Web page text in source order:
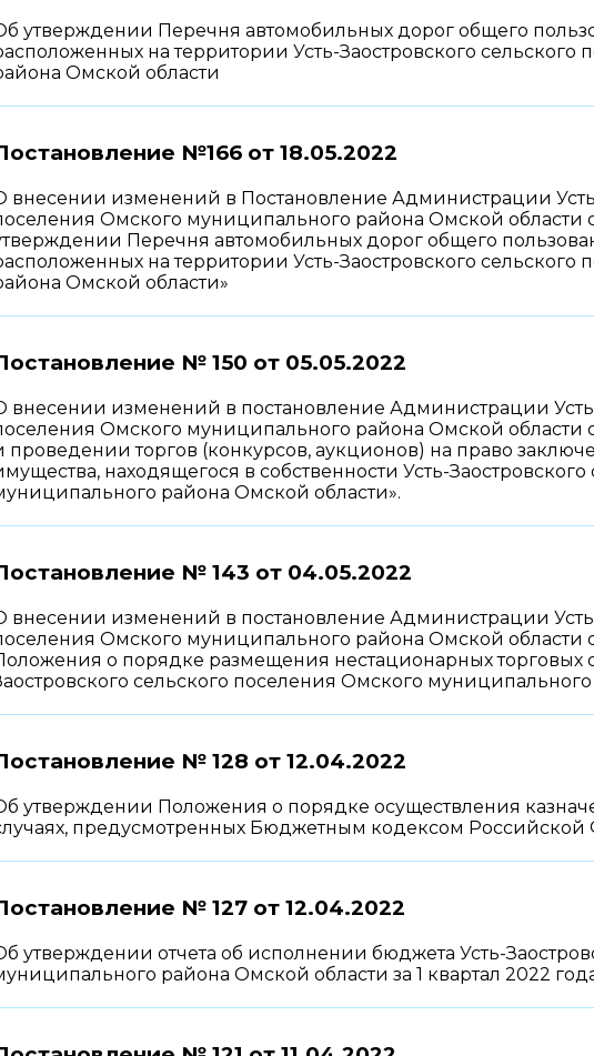
утверждении Перечня автомобильных дорог общего
на территории Усть-Заостровского
Омской области
№166 от 18.05.2022
внесении изменений в Постановление Администрации
Омского муниципального района Омской области
Перечня автомобильных дорог общего
на территории Усть-Заостровского
Омской области»
№ 150 от 05.05.2022
внесении изменений в постановление Администрации Усть-
Омского муниципального района Омской области
проведении торгов (конкурсов, аукционов) на право
находящегося в собственности Усть-
района Омской области».
№ 143 от 04.05.2022
внесении изменений в постановление Администрации Усть-
Омского муниципального района Омской области
о порядке размещения нестационарных торговых
сельского поселения Омского
№ 128 от 12.04.2022
утверждении Положения о порядке осуществления
предусмотренных Бюджетным кодексом
№ 127 от 12.04.2022
утверждении отчета об исполнении бюджета Усть-
района Омской области за 1 квартал 2022